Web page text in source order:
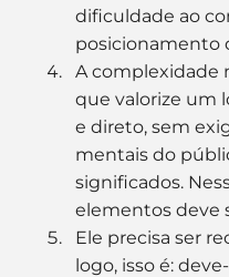
dificuldade ao
posicionamento
A complexidade
que valorize um
e direto, sem
mentais do
significados.
elementos deve
Ele precisa ser
logo, isso é: